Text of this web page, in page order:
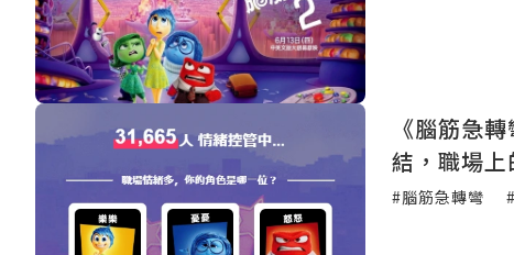
《腦筋急
結，職場
#腦筋急轉彎